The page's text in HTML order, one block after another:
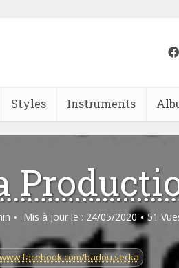
Styles Instruments
Mis à jour le : 24/05/2020 51
badou.secka